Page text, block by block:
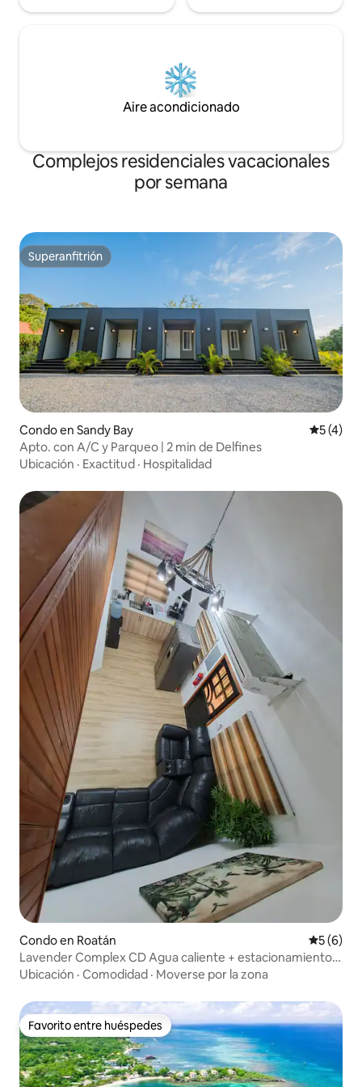
Aire acondicionado
Complejos residenciales vacacionales
por semana
Superanfitrión
Superanfitrión
Condo en Sandy Bay
5 (4)
Apto. con A/C y Parqueo | 2 min de Delfines
Ubicación · Exactitud · Hospitalidad
Condo en Roatán
5 (6)
Lavender Complex CD Agua caliente + estacionamiento +
wifi
Ubicación · Comodidad · Moverse por la zona
Favorito entre huéspedes
Favorito entre huéspedes